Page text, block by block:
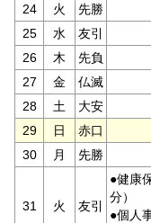
24
火
先勝
25
水
友引
26
木
先負
27
金
仏滅
28
土
大安
29
日
赤口
30
月 先勝
31 火 友引
●健康
分）
●個人